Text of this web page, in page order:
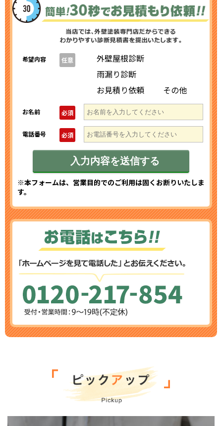
希望内容 任意
外壁屋根診断
雨漏り診断
お見積り依頼
その他
お名前 必須
電話番号 必須
※本フォームは、営業目的でのご利用は固くお断りいたしま
す。